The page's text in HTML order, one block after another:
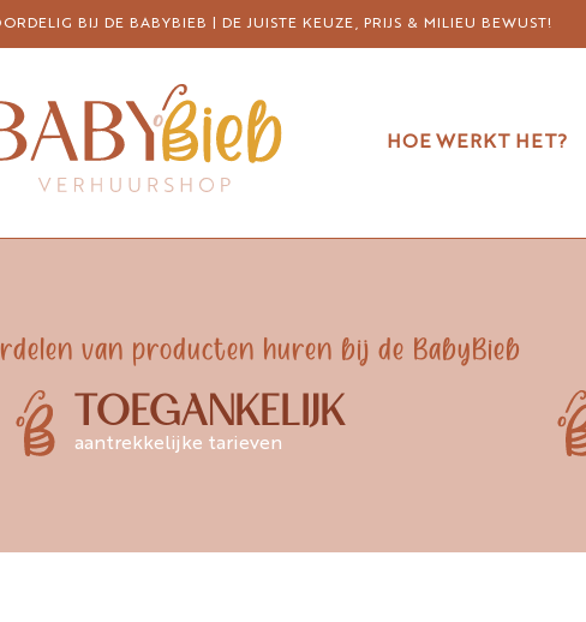
BIJ DE BABYBIEB | DE JUISTE KEUZE, PRIJS & MILIEU BEWUST!
HOE WERKT HET?
van producten huren bij de BabyBieb
TOEGANKELIJK
aantrekkelijke tarieven